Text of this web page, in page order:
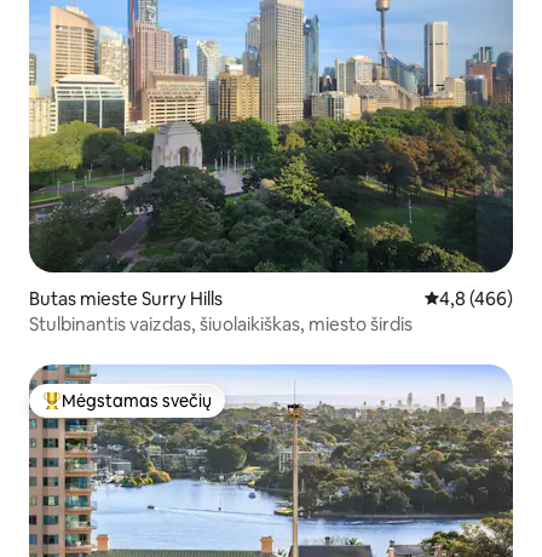
Butas mieste Surry Hills Vidutinis
4,8 (466)
Stulbinantis vaizdas, šiuolaikiškas, miesto širdis
Svečių mėgstamiausias
Mėgstamas svečių